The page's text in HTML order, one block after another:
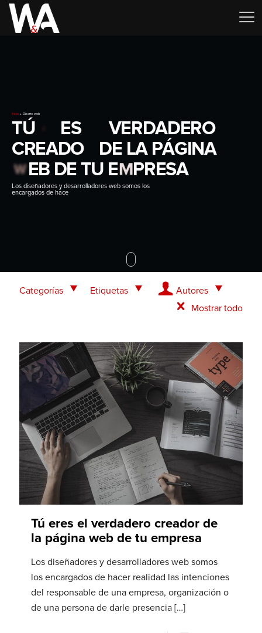
Inicio »Diseño web
TÚ ES VERDADERO
CREADOR DE LA PÁGINA
WEB DETU EMPRESA
Los diseñadores y desarrolladores web somos los
encargados de hacer realidad las
Categorías Etiquetas
Autores
Mostrar todo
Tú eres el verdadero creador de
la página web de tu empresa
Los diseñadores y desarrolladores web somos
los encargados de hacer realidad las intenciones
del responsable de una empresa, organización o
de una persona de darle presencia […]